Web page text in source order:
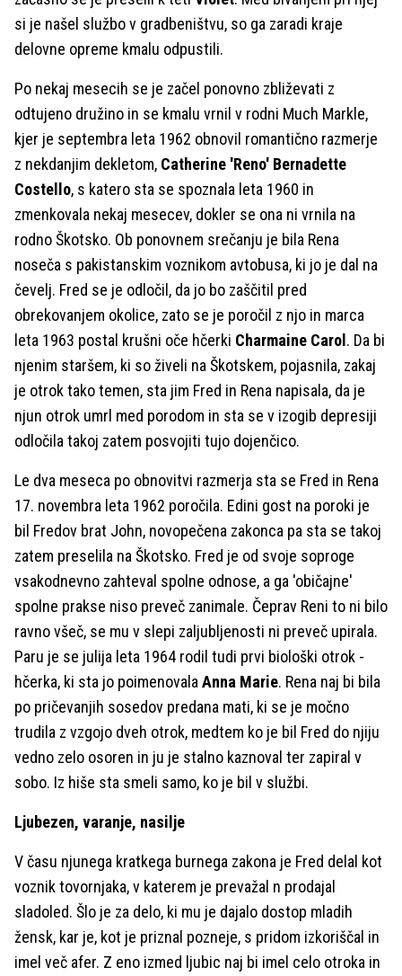
si je našel službo v gradbeništvu, so ga zaradi kraje
delovne opreme kmalu odpustili.
Po nekaj mesecih se je začel ponovno zbliževati z
odtujeno družino in se kmalu vrnil v rodni Much Markle,
kjer je septembra leta 1962 obnovil romantično razmerje
z nekdanjim dekletom, Catherine 'Reno' Bernadette
Costello, s katero sta se spoznala leta 1960 in
zmenkovala nekaj mesecev, dokler se ona ni vrnila na
rodno Škotsko. Ob ponovnem srečanju je bila Rena
noseča s pakistanskim voznikom avtobusa, ki jo je dal na
čevelj. Fred se je odločil, da jo bo zaščitil pred
obrekovanjem okolice, zato se je poročil z njo in marca
leta 1963 postal krušni oče hčerki Charmaine Carol. Da bi
njenim staršem, ki so živeli na Škotskem, pojasnila, zakaj
je otrok tako temen, sta jim Fred in Rena napisala, da je
njun otrok umrl med porodom in sta se v izogib depresiji
odločila takoj zatem posvojiti tujo dojenčico.
Le dva meseca po obnovitvi razmerja sta se Fred in Rena
17. novembra leta 1962 poročila. Edini gost na poroki je
bil Fredov brat John, novopečena zakonca pa sta se takoj
zatem preselila na Škotsko. Fred je od svoje soproge
vsakodnevno zahteval spolne odnose, a ga 'običajne'
spolne prakse niso preveč zanimale. Čeprav Reni to ni bilo
ravno všeč, se mu v slepi zaljubljenosti ni preveč upirala.
Paru je se julija leta 1964 rodil tudi prvi biološki otrok -
hčerka, ki sta jo poimenovala Anna Marie. Rena naj bi bila
po pričevanjih sosedov predana mati, ki se je močno
trudila z vzgojo dveh otrok, medtem ko je bil Fred do njiju
vedno zelo osoren in ju je stalno kaznoval ter zapiral v
sobo. Iz hiše sta smeli samo, ko je bil v službi.
Ljubezen, varanje, nasilje
V času njunega kratkega burnega zakona je Fred delal kot
voznik tovornjaka, v katerem je prevažal n prodajal
sladoled. Šlo je za delo, ki mu je dajalo dostop mladih
žensk, kar je, kot je priznal pozneje, s pridom izkoriščal in
imel več afer. Z eno izmed ljubic naj bi imel celo otroka in